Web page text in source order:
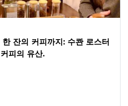
잔의 커피까지: 수콴 로스터
피의 유산.